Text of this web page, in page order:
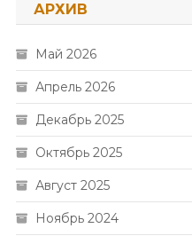
АРХИВ
Май 2026
Апрель 2026
Декабрь 2025
Октябрь 2025
Август 2025
Ноябрь 2024